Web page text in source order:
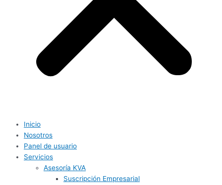
Inicio
Nosotros
Panel de usuario
Servicios
Asesoría KVA
Suscripción Empresarial